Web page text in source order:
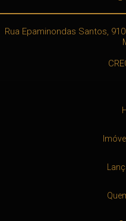
Rua Epaminondas Santos, 910